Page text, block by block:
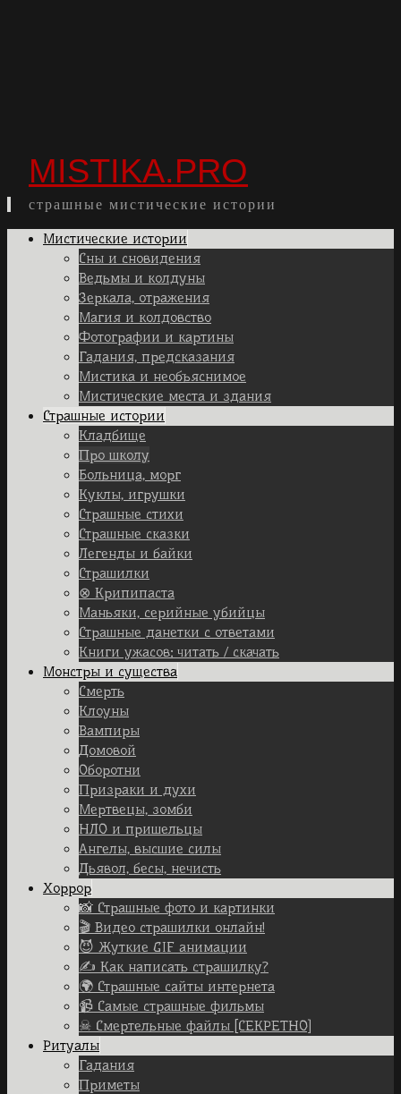
MISTIKA.PRO
страшные мистические истории
Skip
Мистические истории
Сны и сновидения
Ведьмы и колдуны
Зеркала, отражения
Магия и колдовство
Фотографии и картины
Гадания, предсказания
Мистика и необъяснимое
Мистические места и здания
Страшные истории
Кладбище
Про школу
Больница, морг
Куклы, игрушки
Страшные стихи
Страшные сказки
Легенды и байки
Страшилки
⊗ Крипипаста
Маньяки, серийные убийцы
Страшные данетки с ответами
Книги ужасов: читать / скачать
Монстры и существа
Смерть
Клоуны
Вампиры
Домовой
Оборотни
Призраки и духи
Мертвецы, зомби
НЛО и пришельцы
Ангелы, высшие силы
Дьявол, бесы, нечисть
Хоррор
📸 Страшные фото и картинки
🎬 Видео страшилки онлайн!
😈 Жуткие GIF анимации
✍ Как написать страшилку?
🌍 Страшные сайты интернета
📹 Самые страшные фильмы
☠ Смертельные файлы [СЕКРЕТНО]
Ритуалы
Гадания
Приметы